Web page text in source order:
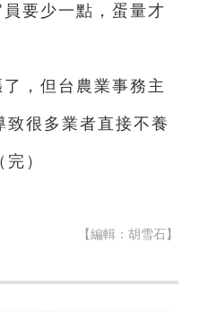
要少一點，蛋量才
，但台農業事務主
很多業者直接不養
）
【編輯：胡雪石】